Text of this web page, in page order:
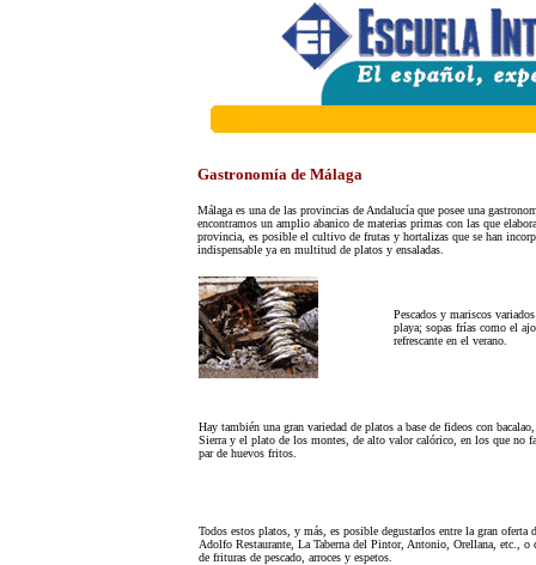
Gastronomía de Málaga
Málaga es una de las provincias de Andalucía que posee una
encontramos un amplio abanico de materias primas con las que
provincia, es posible el cultivo de frutas y hortalizas que se han
indispensable ya en multitud de platos y ensaladas.
Pescados y mariscos
playa; sopas frías como el
refrescante en el verano.
Hay también una gran variedad de platos a base de fideos con
Sierra y el plato de los montes, de alto valor calórico, en los que
par de huevos fritos.
Todos estos platos, y más, es posible degustarlos entre la gran
Adolfo Restaurante, La Taberna del Pintor, Antonio, Orellana, etc.,
de frituras de pescado, arroces y espetos.